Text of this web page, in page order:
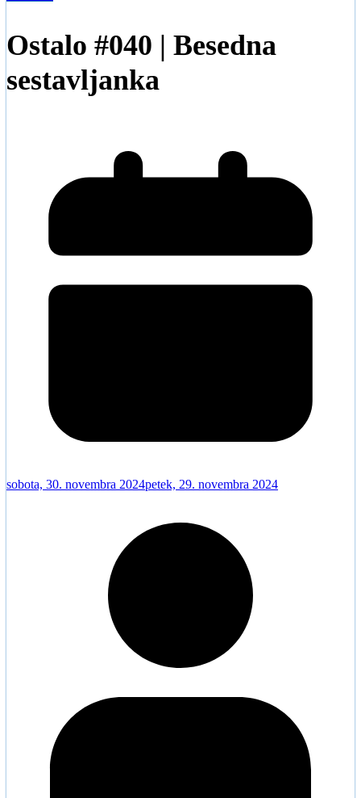
Ostalo #040 | Besedna
sestavljanka
sobota, 30. novembra 2024petek, 29. novembra 2024